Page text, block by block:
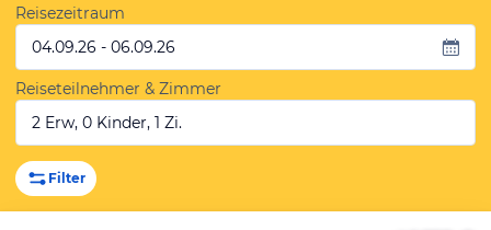
Reisezeitraum
04.09.26 - 06.09.26
Reiseteilnehmer & Zimmer
2 Erw, 0 Kinder, 1 Zi.
Filter